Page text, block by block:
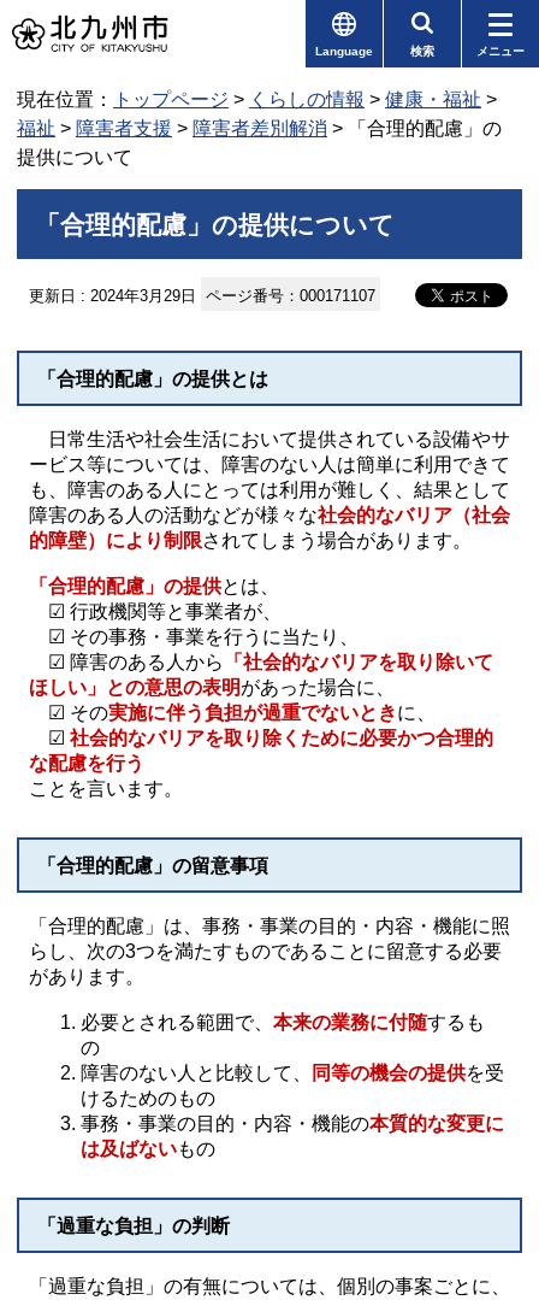
Language 検索 メニュー
現在位置： トップページ > くらしの情報 > 健康・福祉 >
福祉 > 障害者支援 > 障害者差別解消 > 「合理的配慮」の
提供について
「合理的配慮」の提供について
更新日 : 2024年3月29日 ページ番号：000171107
「合理的配慮」の提供とは
日常生活や社会生活において提供されている設備やサ
ービス等については、障害のない人は簡単に利用できて
も、障害のある人にとっては利用が難しく、結果として
障害のある人の活動などが様々な社会的なバリア（社会
的障壁）により制限されてしまう場合があります。
「合理的配慮」の提供とは、
☑ 行政機関等と事業者が、
☑ その事務・事業を行うに当たり、
☑ 障害のある人から
「社会的なバリアを取り除いて
ほしい」との意思の表明があった場合に、
☑ その実施に伴う負担が過重でないときに、
☑ 社会的なバリアを取り除くために必要かつ合理的
な配慮を行う
ことを言います。
「合理的配慮」の留意事項
「合理的配慮」は、事務・事業の目的・内容・機能に照
らし、次の3つを満たすものであることに留意する必要
があります。
必要とされる範囲で、本来の業務に付随するも
の
障害のない人と比較して、
同等の機会の提供を受
けるためのもの
事務・事業の目的・内容・機能の本質的な変更に
は及ばないもの
「過重な負担」の判断
「過重な負担」の有無については、個別の事案ごとに、